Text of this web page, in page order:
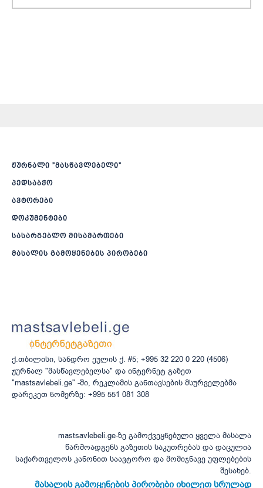
ჟურნალი ”მასწავლებელი”
პედსაბჭო
ავტორები
დოკუმენტები
სასარგებლო მისამართები
მასალის გამოყენების პირობები
ქ.თბილისი, სანდრო ეულის ქ. #5; +995 32 220 0 220 (4506)
ჟურნალ "მასწავლებელსა" და ინტერნეტ გაზეთ
"mastsavlebeli.ge" -ში, რეკლამის განთავსების მსურველებმა
დარეკეთ ნომერზე: +995 551 081 308
mastsavlebeli.ge-ზე გამოქვეყნებული ყველა მასალა
წარმოადგენს გაზეთის საკუთრებას და დაცულია
საქართველოს კანონით საავტორო და მომიჯნავე უფლებების
შესახებ.
მასალის გამოყენების პირობები იხილეთ სრულად